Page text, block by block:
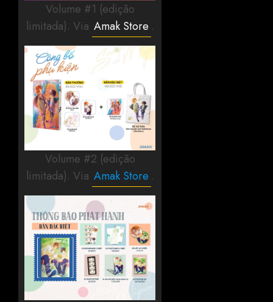
Volume #1 (edição
limitada). Via Amak Store .
Volume #2 (edição
limitada). Via Amak Store .